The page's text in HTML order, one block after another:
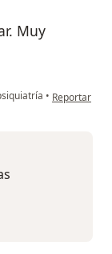
Muy
• en opinión
Reportar